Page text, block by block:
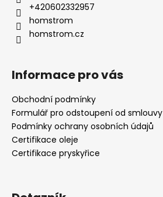
+420602332957
homstrom
homstrom.cz
Informace pro vás
Obchodní podmínky
Formulář pro odstoupení od smlouvy
Podmínky ochrany osobních údajů
Certifikace oleje
Certifikace pryskyřice